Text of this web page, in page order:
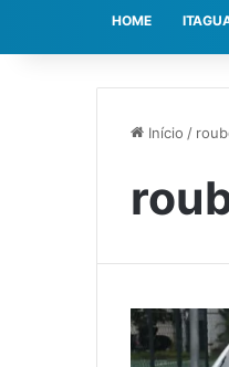
HOME
Início /